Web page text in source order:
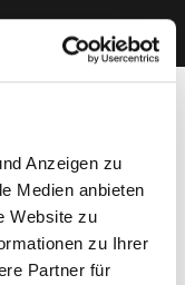
Anzeigen zu
Medien anbieten
Website zu
zu Ihrer
Partner für